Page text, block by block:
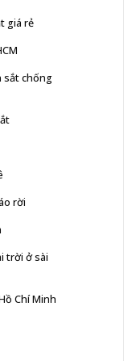
giá rẻ
sắt chống
rời
trời ở sài
Chí Minh